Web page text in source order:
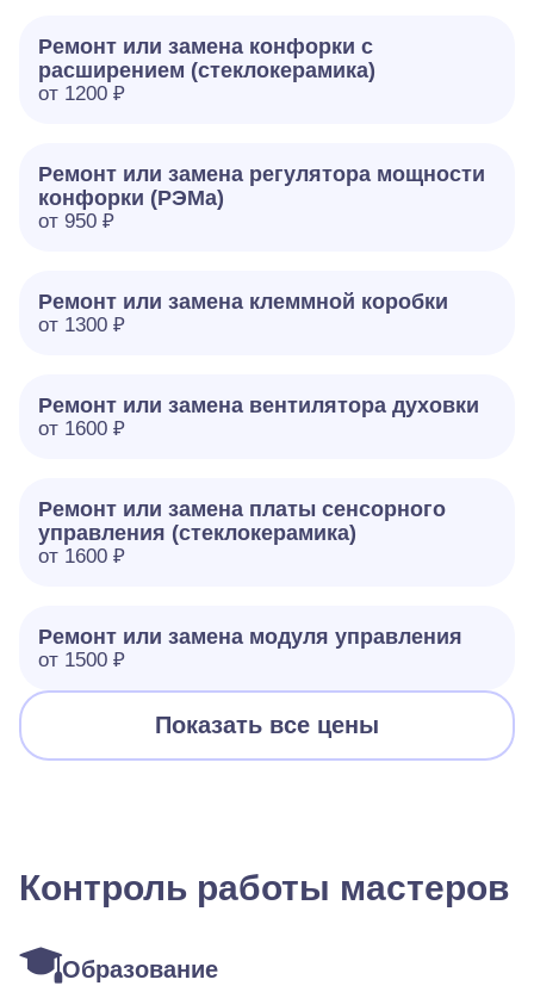
Ремонт или замена конфорки с
расширением (стеклокерамика)
от 1200 ₽
Ремонт или замена регулятора мощности
конфорки (РЭМа)
от 950 ₽
Ремонт или замена клеммной коробки
от 1300 ₽
Ремонт или замена вентилятора духовки
от 1600 ₽
Ремонт или замена платы сенсорного
управления (стеклокерамика)
от 1600 ₽
Ремонт или замена модуля управления
от 1500 ₽
Показать все цены
Контроль работы мастеров
Образование